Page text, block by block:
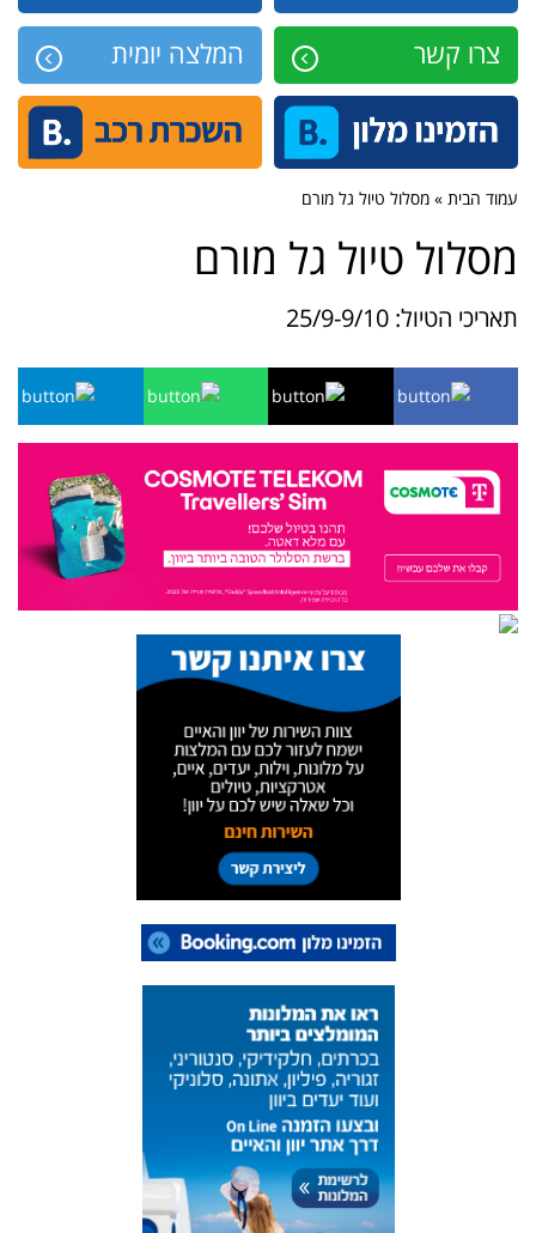
צרו קשר המלצה יומית
עמוד הבית » מסלול טיול גל מורם
מסלול טיול גל מורם
תאריכי הטיול: 25/9-9/10